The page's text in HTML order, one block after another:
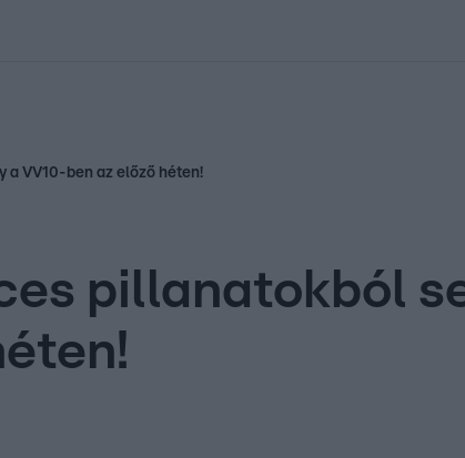
a VV10-ben az előző héten!
pillanatokból